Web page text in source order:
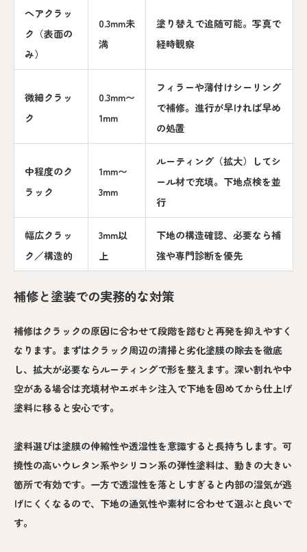
ヘアクラッ
ク（表面の
み）
0.3mm未
満
塗り替えで追随可能。写真で
経時観察
微細クラッ
ク
0.3mm〜
1mm
フィラーや薄付けシーリング
で補修。進行が早ければ早め
の処置
中程度のク
ラック
1mm〜
3mm
ルーティング（拡大）してシ
ール材で充填。下地点検を並
行
幅広クラッ
ク／構造的
3mm以
上
下地の構造確認、必要なら補
強や専門診断を優先
補修と塗装での実務的な対策
補修はクラックの原因に合わせて段階を踏むと再発を抑えやすく
なります。まずはクラック周辺の清掃と劣化塗膜の除去を徹底
し、拡大が必要ならルーティングで形を整えます。深い割れや中
空がある場合は充填材やエポキシ注入で下地を固めてから仕上げ
塗料に移ると安心です。
塗料選びは塗膜の伸縮性や透湿性を意識すると長持ちします。可
撓性の高いウレタン系やシリコン系の弾性塗料は、動きの大きい
箇所で有効です。一方で透湿性を落としすぎると内部の湿気が逃
げにくくなるので、下地の通気性や素材に合わせて選ぶと良いで
す。